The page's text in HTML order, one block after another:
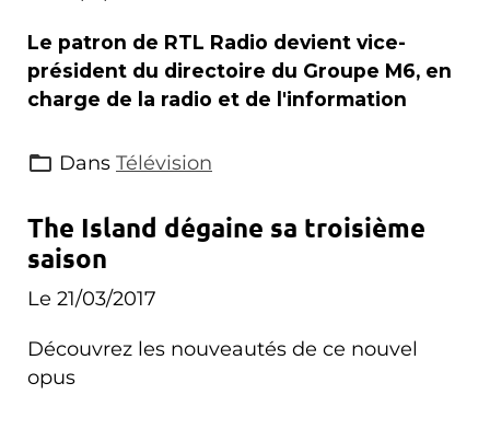
Le patron de RTL Radio devient vice-
président du directoire du Groupe M6, en
charge de la radio et de l'information
Dans Télévision
The Island dégaine sa troisième
saison
Le 21/03/2017
Découvrez les nouveautés de ce nouvel
opus